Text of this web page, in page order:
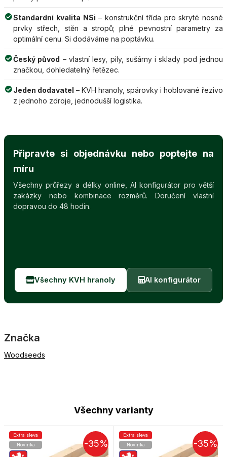
Standardní kvalita NSi – konstrukční třída pro skryté nosné
prvky střech, stěn a stropů; plné pevnostní parametry za
optimální cenu. Si dodáváme na poptávku.
Český původ – vlastní lesy, pily, sušárny i sklady pod jednou
značkou, dohledatelný řetězec.
Jeden dodavatel – KVH hranoly, spárovky i hoblované řezivo
z jednoho zdroje, jednodušší logistika.
Připravte si objednávku nebo poptejte na
míru
Všechny průřezy a délky online, AI konfigurátor pro větší
zakázky nebo kombinace rozměrů. Doručení vlastní
dopravou do 48 hodin.
Všechny KVH hranoly AI konfigurátor
Značka
Woodseeds
Všechny varianty
-35%
Extra sleva
Novinka
-35%
Extra sleva
Novinka